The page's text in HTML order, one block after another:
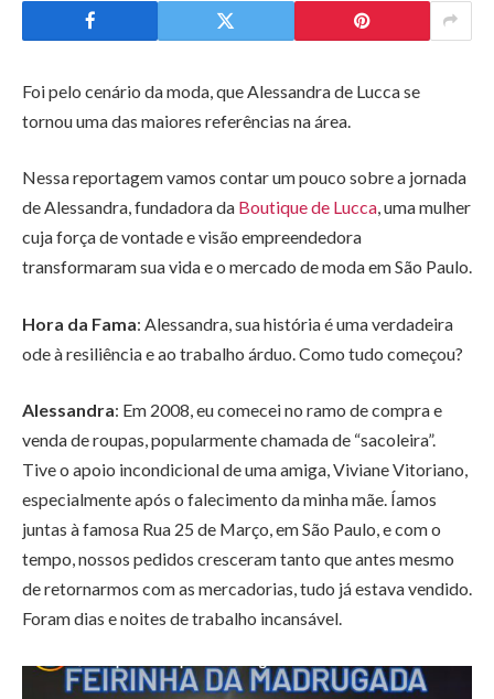
Foi pelo cenário da moda, que Alessandra de Lucca se
tornou uma das maiores referências na área.
Nessa reportagem vamos contar um pouco sobre a jornada
de Alessandra, fundadora da Boutique de Lucca, uma mulher
cuja força de vontade e visão empreendedora
transformaram sua vida e o mercado de moda em São Paulo.
Hora da Fama: Alessandra, sua história é uma verdadeira
ode à resiliência e ao trabalho árduo. Como tudo começou?
Alessandra: Em 2008, eu comecei no ramo de compra e
venda de roupas, popularmente chamada de “sacoleira”.
Tive o apoio incondicional de uma amiga, Viviane Vitoriano,
especialmente após o falecimento da minha mãe. Íamos
juntas à famosa Rua 25 de Março, em São Paulo, e com o
tempo, nossos pedidos cresceram tanto que antes mesmo
de retornarmos com as mercadorias, tudo já estava vendido.
Foram dias e noites de trabalho incansável.